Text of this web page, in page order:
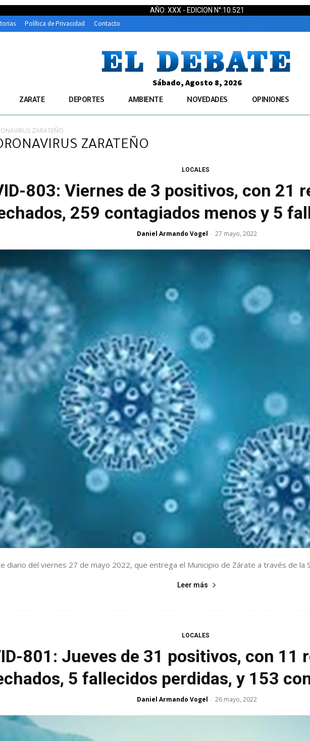
AÑO: XXX - EDICION N°:10.521
Política de Privacidad Contacto
Sábado, Agosto 8, 2026
ZARATE DEPORTES AMBIENTE NOVEDADES OPINIONES
ZARATEÑO
ZARATEÑO
LOCALES
803: Viernes de 3 positivos, con 21
259 contagiados menos y 5
Daniel Armando Vogel - 27 mayo, 2022
diario del viernes 27 de mayo 2022, que entrega el Municipio de Zárate a través de la
Leer más
LOCALES
801: Jueves de 31 positivos, con 11
5 fallecidos perdidas, y 153
Daniel Armando Vogel - 26 mayo, 2022